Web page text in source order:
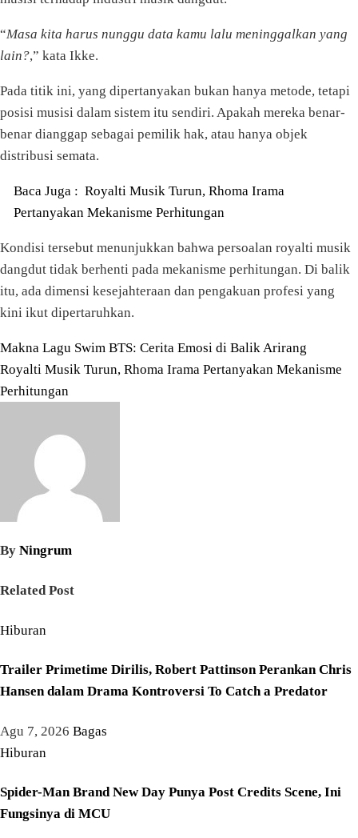
“Masa kita harus nunggu data kamu lalu meninggalkan yang
lain?,” kata Ikke.
Pada titik ini, yang dipertanyakan bukan hanya metode, tetapi
posisi musisi dalam sistem itu sendiri. Apakah mereka benar-
benar dianggap sebagai pemilik hak, atau hanya objek
distribusi semata.
Baca Juga : Royalti Musik Turun, Rhoma Irama
Pertanyakan Mekanisme Perhitungan
Kondisi tersebut menunjukkan bahwa persoalan royalti musik
dangdut tidak berhenti pada mekanisme perhitungan. Di balik
itu, ada dimensi kesejahteraan dan pengakuan profesi yang
kini ikut dipertaruhkan.
Navigasi
pos
Makna Lagu Swim BTS: Cerita Emosi di Balik Arirang
Royalti Musik Turun, Rhoma Irama Pertanyakan Mekanisme
Perhitungan
By Ningrum
Related Post
Hiburan
Trailer Primetime Dirilis, Robert Pattinson Perankan Chris
Hansen dalam Drama Kontroversi To Catch a Predator
Agu 7, 2026 Bagas
Hiburan
Spider-Man Brand New Day Punya Post Credits Scene, Ini
Fungsinya di MCU